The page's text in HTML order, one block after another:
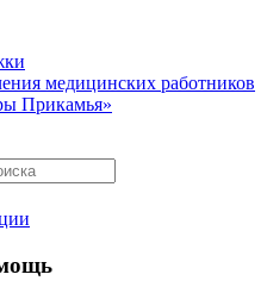
медицинских работников
Прикамья»